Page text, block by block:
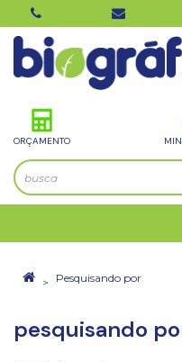
ORÇAMENTO
Pesquisando por
pesquisando